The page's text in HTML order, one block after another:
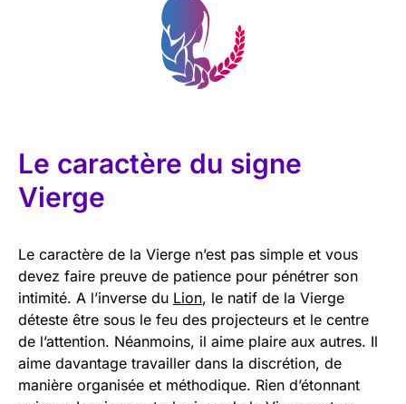
Le caractère du signe
Vierge
Le caractère de la Vierge n’est pas simple et vous
devez faire preuve de patience pour pénétrer son
intimité. A l’inverse du Lion, le natif de la Vierge
déteste être sous le feu des projecteurs et le centre
de l’attention. Néanmoins, il aime plaire aux autres. Il
aime davantage travailler dans la discrétion, de
manière organisée et méthodique. Rien d’étonnant